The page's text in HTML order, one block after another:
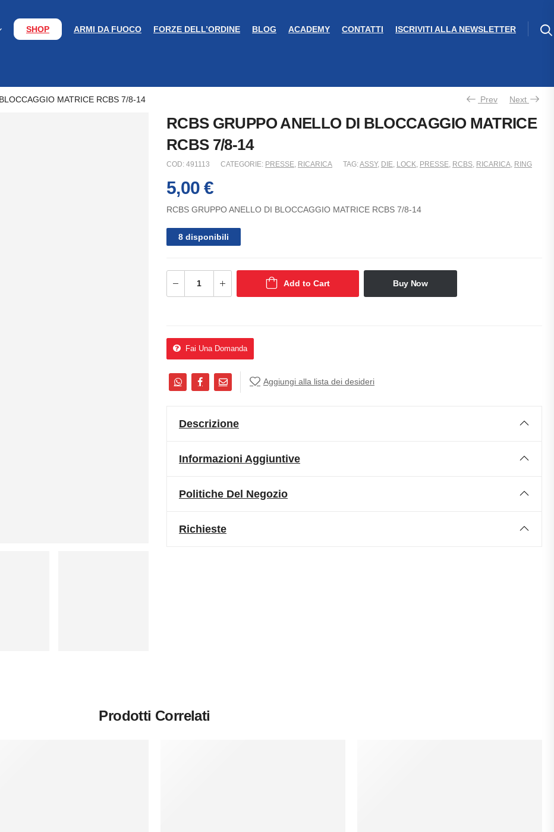
SHOP ARMI DA FUOCO FORZE DELL’ORDINE BLOG ACADEMY CONTATTI ISCRIVITI ALLA NEWSLETTER
MATRICE RCBS 7/8-14 Prev Next
RCBS GRUPPO ANELLO DI BLOCCAGGIO MATRICE
RCBS 7/8-14
COD: 491113 CATEGORIE: PRESSE RICARICA TAG:ASSY, DIE LOCK PRESSE RCBS RICARICA RING
5,00€
RCBS GRUPPO ANELLO DI BLOCCAGGIO MATRICE RCBS 7/8-14
8 disponibili
Add to Cart Buy Now
Fai Una Domanda
Aggiungi alla lista dei desideri
Descrizione
Informazioni Aggiuntive
Politiche Del Negozio
Richieste
Prodotti Correlati